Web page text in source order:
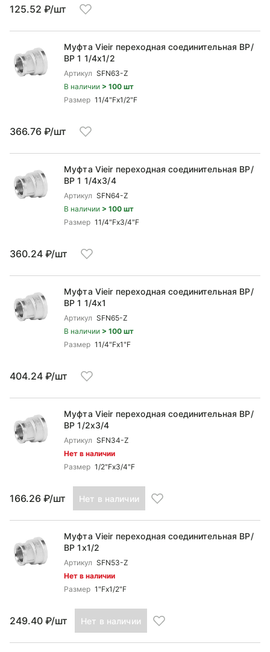
125.52 ₽/шт
Муфта Vieir переходная соединительная ВР/
ВР 1 1/4x1/2
Артикул SFN63-Z
В наличии > 100 шт
Размер 11/4"Fx1/2"F
366.76 ₽/шт
Муфта Vieir переходная соединительная ВР/
ВР 1 1/4x3/4
Артикул SFN64-Z
В наличии > 100 шт
Размер 11/4"Fx3/4"F
360.24 ₽/шт
Муфта Vieir переходная соединительная ВР/
ВР 1 1/4x1
Артикул SFN65-Z
В наличии > 100 шт
Размер 11/4"Fx1"F
404.24 ₽/шт
Муфта Vieir переходная соединительная ВР/
ВР 1/2x3/4
Артикул SFN34-Z
Нет в наличии
Размер 1/2"Fx3/4"F
166.26 ₽/шт Нет в наличии
Муфта Vieir переходная соединительная ВР/
ВР 1x1/2
Артикул SFN53-Z
Нет в наличии
Размер 1"Fx1/2"F
249.40 ₽/шт Нет в наличии